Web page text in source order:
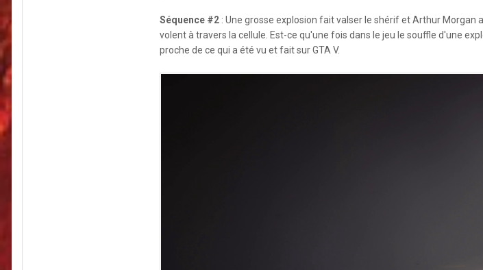
Séquence #2 : Une grosse explosion fait valser le shérif et Arthur
volent à travers la cellule. Est-ce qu'une fois dans le jeu le souffle d'une
proche de ce qui a été vu et fait sur GTA V.